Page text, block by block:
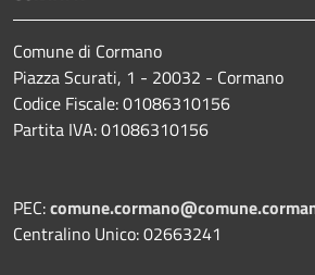
Comune di Cormano
Piazza Scurati, 1 - 20032 - Cormano
Codice Fiscale: 01086310156
Partita IVA: 01086310156
PEC:
Centralino Unico: 02663241